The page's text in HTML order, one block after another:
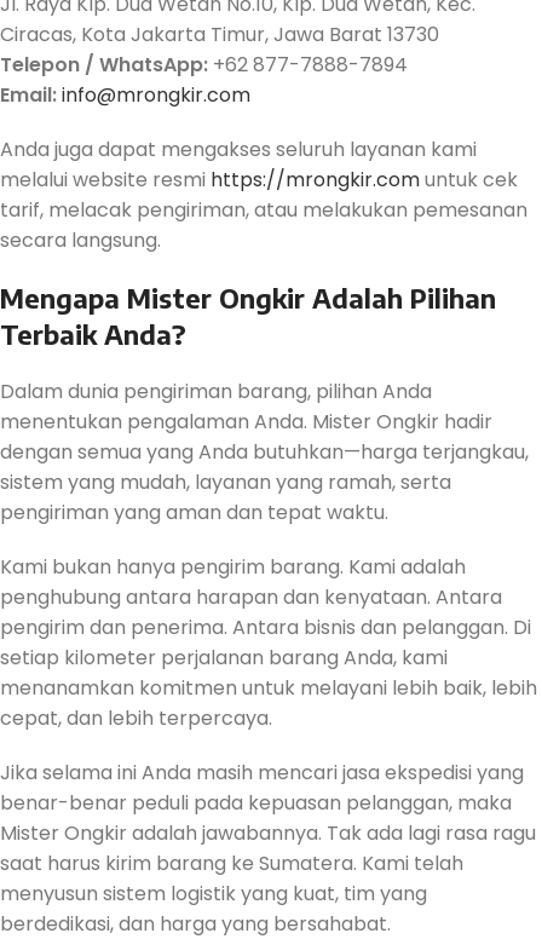
Ciracas, Kota Jakarta Timur, Jawa Barat 13730
Telepon / WhatsApp: +62 877-7888-7894
Email:info@mrongkir.com
Anda juga dapat mengakses seluruh layanan kami
melalui website resmi https://mrongkir.comuntuk cek
tarif, melacak pengiriman, atau melakukan pemesanan
secara langsung.
Mengapa Mister Ongkir Adalah Pilihan
Terbaik Anda?
Dalam dunia pengiriman barang, pilihan Anda
menentukan pengalaman Anda. Mister Ongkir hadir
dengan semua yang Anda butuhkan—harga terjangkau,
sistem yang mudah, layanan yang ramah, serta
pengiriman yang aman dan tepat waktu.
Kami bukan hanya pengirim barang. Kami adalah
penghubung antara harapan dan kenyataan. Antara
pengirim dan penerima. Antara bisnis dan pelanggan. Di
setiap kilometer perjalanan barang Anda, kami
menanamkan komitmen untuk melayani lebih baik, lebih
cepat, dan lebih terpercaya.
Jika selama ini Anda masih mencari jasa ekspedisi yang
benar-benar peduli pada kepuasan pelanggan, maka
Mister Ongkir adalah jawabannya. Tak ada lagi rasa ragu
saat harus kirim barang ke Sumatera. Kami telah
menyusun sistem logistik yang kuat, tim yang
berdedikasi, dan harga yang bersahabat.